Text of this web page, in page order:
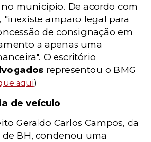
município. De acordo com
"inexiste amparo legal para
de consignação em
a apenas uma
O escritório
representou o BMG
aqui)
de veículo
Geraldo Carlos Campos, da
de BH, condenou uma